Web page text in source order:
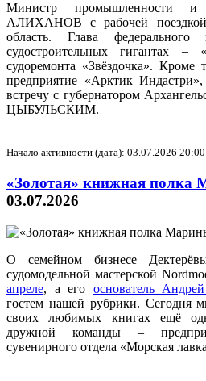
Министр промышленности
АЛИХАНОВ с рабочей поездкой
область. Глава
судостроительных гигантах
судоремонта «Звёздочка».
предприятие «Арктик
встречу с губернатором
ЦЫБУЛЬСКИМ.
Начало активности (дата): 03.07.2026
«Золотая» книжная полка
03.07.2026
О семейном бизнесе
судомодельной мастерской
апреле, а его основатель
гостем нашей рубрики. Сегодня
своих любимых книгах ещё
дружной команды –
сувенирного отдела «Морская